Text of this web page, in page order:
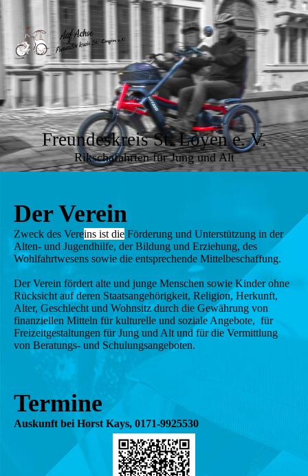
Freundeskreis St. Loyen e. V.
Rikschafahrten für Jung und Alt
Der Verein
Zweck des Vereins ist die Förderung und Unterstützung in der
Alten- und Jugendhilfe, der Bildung und Erziehung, des
Wohlfahrtwesens sowie die entsprechende Mittelbeschaffung.
Der Verein fördert alte und junge Menschen sowie Kinder ohne
Rücksicht auf deren Staatsangehörigkeit, Religion, Herkunft,
Alter, Geschlecht und Wohnsitz durch die Gewährung von
finanziellen Mitteln für kulturelle und soziale Angebote, für
Freizeitgestaltungen für Jung und Alt und für die Vermittlung
von Beratungs- und Schulungsangeboten.
Termine
Auskunft bei Horst Kays, 0171-9925530